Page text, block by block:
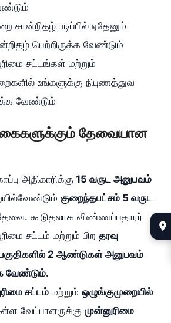
சான்றிதழ் படிப்பில் ஏதேனும்
பெற்றிருக்க வேண்டும்
சட்டங்கள் மற்றும்
உங்களுக்கு நிபுணத்துவ
வேண்டும்
தேவையான
அதிகாரிக்கு 15 வருட அனுபவம்
குறைந்தபட்சம் 5 வருட
கூடுதலாக விண்ணப்பதாரர்
சட்டம் மற்றும் பிற தரவு
பகுதிகளில் 2 ஆண்டுகள் அனுபவம்
வேண்டும்.
சட்டம் மற்றும் ஒழுங்குமுறையில்
வேட்பாளருக்கு முன்னுரிமை